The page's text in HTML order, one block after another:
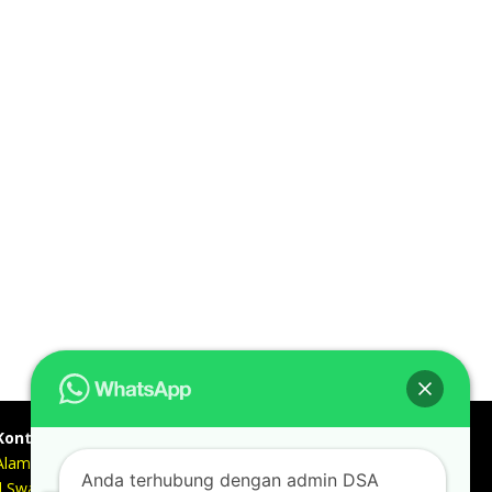
kami
kantor :
Anda terhubung dengan admin DSA